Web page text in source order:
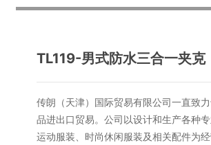
TL119-男式防水三合一夹克
传朗（天津）国际贸易有限公司一直致
品进出口贸易。公司以设计和生产各种专
运动服装、时尚休闲服装及相关配件为